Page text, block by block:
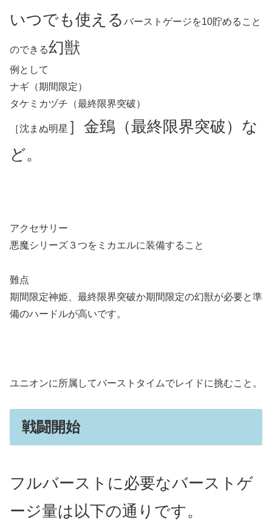
いつでも使える バーストゲージを10貯めること
のできる幻獣
例として
ナギ（期間限定）
タケミカヅチ（最終限界突破）
［沈まぬ明星 ］ 金鵄（最終限界突破）な
ど。
アクセサリー
悪魔シリーズ３つをミカエルに装備すること
難点
期間限定神姫、最終限界突破か期間限定の幻獣が必要と準
備のハードルが高いです。
ユニオンに所属してバーストタイムでレイドに挑むこと。
戦闘開始
フルバーストに必要なバーストゲ
ージ量は以下の通りです。